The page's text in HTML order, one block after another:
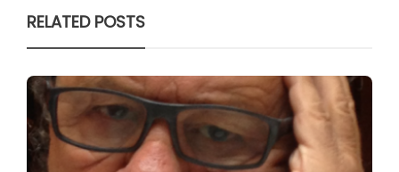
RELATED POSTS